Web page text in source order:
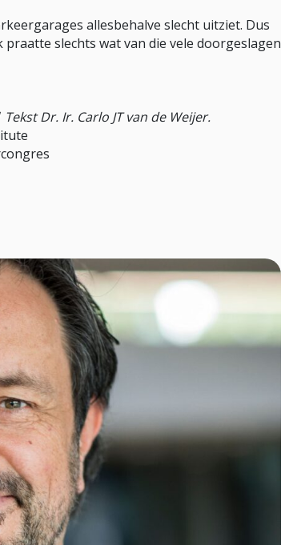
allesbehalve slecht uitziet. Dus
slechts wat van die vele doorgeslagen
Tekst Dr. Ir. Carlo JT van de Weijer.